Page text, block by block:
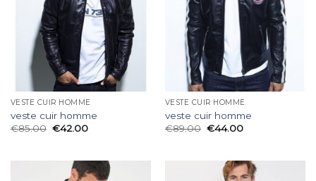
VESTE CUIR HOMME
veste cuir homme
€85.00 €42.00
VESTE CUIR HOMME
veste cuir homme
€89.00 €44.00